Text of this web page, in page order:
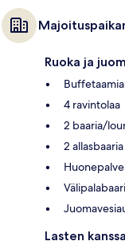
Ruoka ja
4 ravintolaa
2 baaria/
2 allasbaaria
Lasten